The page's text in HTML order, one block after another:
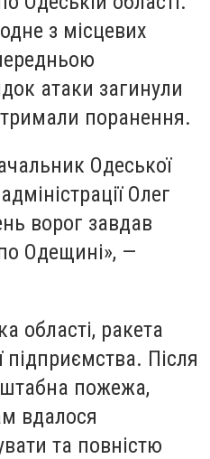
з місцевих
атаки загинули
поранення.
Одеської
Олег
ворог завдав
Одещині», —
області, ракета
підприємства. Після
пожежа,
вдалося
та повністю